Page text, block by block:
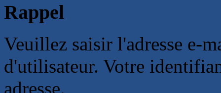
Rappel
Veuillez saisir l'adresse e-
d'utilisateur. Votre
adresse.